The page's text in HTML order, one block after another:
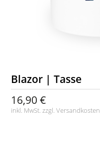
Blazor | Tasse
16,90 €
inkl. MwSt. zzgl.Versandkosten